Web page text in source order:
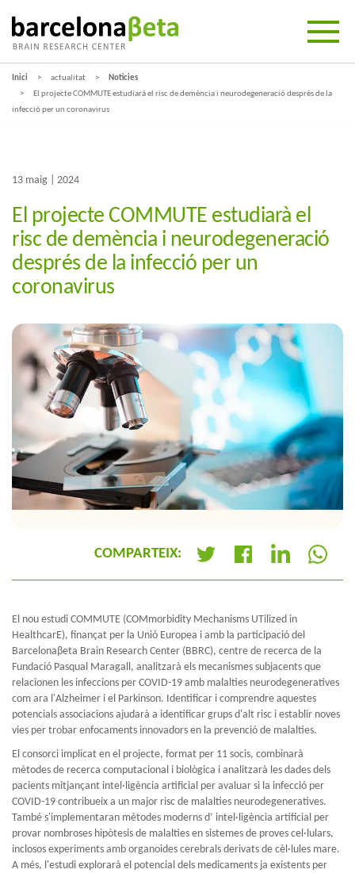
Inici actualitat
Noticies
El projecte COMMUTE estudiarà el risc de demència i neurodegeneració després de la
infecció per un coronavirus
13 maig | 2024
El projecte COMMUTE estudiarà el
risc de demència i neurodegeneració
després de la infecció per un
coronavirus
COMPARTEIX:
El nou estudi COMMUTE (COMmorbidity Mechanisms UTilized in
HealthcarE), finançat per la Unió Europea i amb la participació del
Barcelonaβeta Brain Research Center (BBRC), centre de recerca de la
Fundació Pasqual Maragall, analitzarà els mecanismes subjacents que
relacionen les infeccions per COVID-19 amb malalties neurodegeneratives
com ara l'Alzheimer i el Parkinson. Identificar i comprendre aquestes
potencials associacions ajudarà a identificar grups d'alt risc i establir noves
vies per trobar enfocaments innovadors en la prevenció de malalties.
El consorci implicat en el projecte, format per 11 socis, combinarà
mètodes de recerca computacional i biològica i analitzarà les dades dels
pacients mitjançant intel·ligència artificial per avaluar si la infecció per
COVID-19 contribueix a un major risc de malalties neurodegeneratives.
També s'implementaran mètodes moderns d’ intel·ligència artificial per
provar nombroses hipòtesis de malalties en sistemes de proves cel·lulars,
inclosos experiments amb organoides cerebrals derivats de cèl·lules mare.
A més, l'estudi explorarà el potencial dels medicaments ja existents per